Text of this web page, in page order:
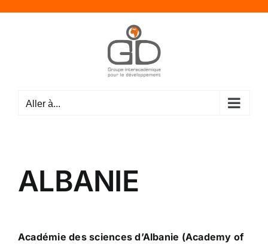
Aller à...
ALBANIE
Académie des sciences d’Albanie (Academy of